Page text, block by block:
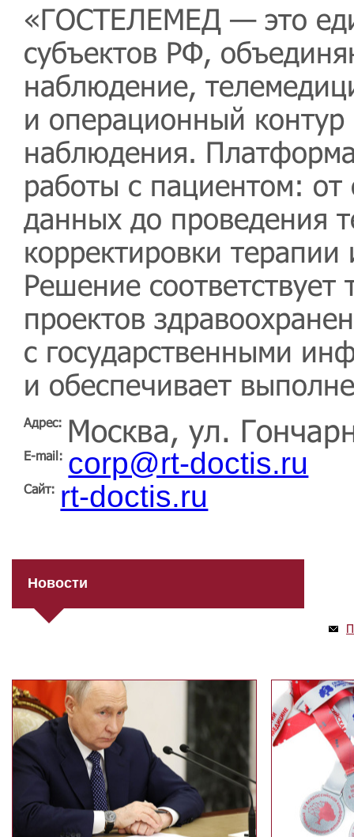
«ГОСТЕЛЕМЕД — это
субъектов РФ,
наблюдение,
и операционный
наблюдения.
работы с пациентом:
данных до проведения
корректировки
Решение
проектов
с государственными
и обеспечивает
Адрес: Москва, ул.
E-mail: corp@rt-doctis.ru
Сайт: rt-doctis.ru
Новости